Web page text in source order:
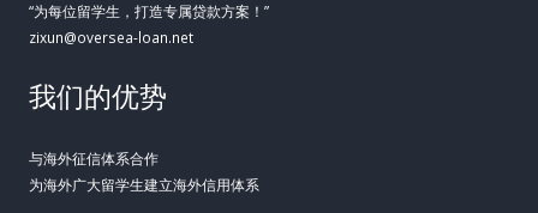
“为每位留学生，打造专属贷款方案！”
zixun@oversea-loan.net
我们的优势
与海外征信体系合作
为海外广大留学生建立海外信用体系